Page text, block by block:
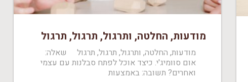
מודעות, החלטה, ותרגול, תרגול, תרגול
מודעות, החלטה, ותרגול, תרגול, תרגול שאלה:
אום סוומיג'י. כיצד אוכל לפתח סבלנות עם עצמי
ואחרים? תשובה: באמצעות